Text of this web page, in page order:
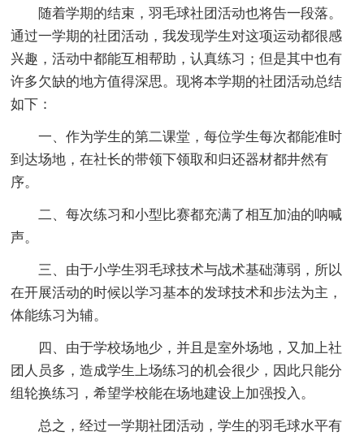
随着学期的结束，羽毛球社团活动也将告一段落。
通过一学期的社团活动，我发现学生对这项运动都很感
兴趣，活动中都能互相帮助，认真练习；但是其中也有
许多欠缺的地方值得深思。现将本学期的社团活动总结
如下：
一、作为学生的第二课堂，每位学生每次都能准时
到达场地，在社长的带领下领取和归还器材都井然有
序。
二、每次练习和小型比赛都充满了相互加油的呐喊
声。
三、由于小学生羽毛球技术与战术基础薄弱，所以
在开展活动的时候以学习基本的发球技术和步法为主，
体能练习为辅。
四、由于学校场地少，并且是室外场地，又加上社
团人员多，造成学生上场练习的机会很少，因此只能分
组轮换练习，希望学校能在场地建设上加强投入。
总之，经过一学期社团活动，学生的羽毛球水平有